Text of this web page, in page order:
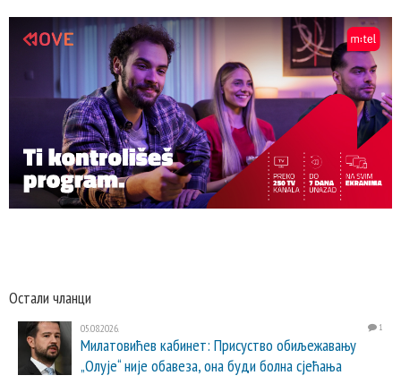
Остали чланци
05.08.2026. 1
Милатовићев кабинет: Присуство обиљежавању
„Олује“ није обавеза, она буди болна сјећања